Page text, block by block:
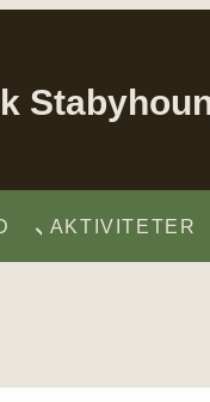
AKTIVITETER